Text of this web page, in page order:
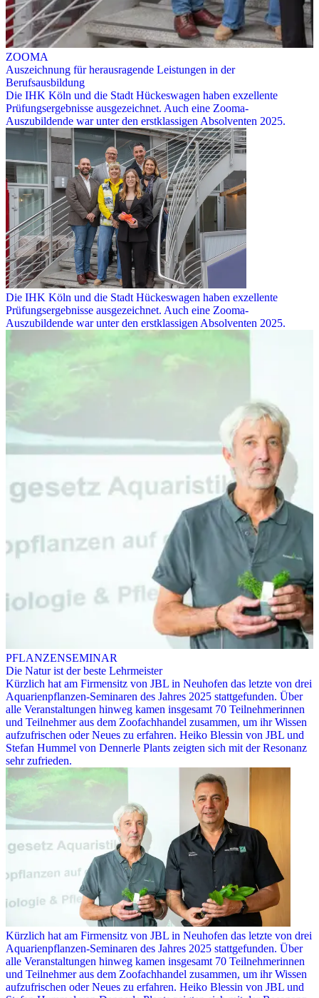
ZOOMA
Auszeichnung für herausragende Leistungen in der
Berufsausbildung
Die IHK Köln und die Stadt Hückeswagen haben exzellente
Prüfungsergebnisse ausgezeichnet. Auch eine Zooma-
Auszubildende war unter den erstklassigen Absolventen 2025.
Die IHK Köln und die Stadt Hückeswagen haben exzellente
Prüfungsergebnisse ausgezeichnet. Auch eine Zooma-
Auszubildende war unter den erstklassigen Absolventen 2025.
PFLANZENSEMINAR
Die Natur ist der beste Lehrmeister
Kürzlich hat am Firmensitz von JBL in Neuhofen das letzte von drei
Aquarienpflanzen-Seminaren des Jahres 2025 stattgefunden. Über
alle Veranstaltungen hinweg kamen insgesamt 70 Teilnehmerinnen
und Teilnehmer aus dem Zoofachhandel zusammen, um ihr Wissen
aufzufrischen oder Neues zu erfahren. Heiko Blessin von JBL und
Stefan Hummel von Dennerle Plants zeigten sich mit der Resonanz
sehr zufrieden.
Kürzlich hat am Firmensitz von JBL in Neuhofen das letzte von drei
Aquarienpflanzen-Seminaren des Jahres 2025 stattgefunden. Über
alle Veranstaltungen hinweg kamen insgesamt 70 Teilnehmerinnen
und Teilnehmer aus dem Zoofachhandel zusammen, um ihr Wissen
aufzufrischen oder Neues zu erfahren. Heiko Blessin von JBL und